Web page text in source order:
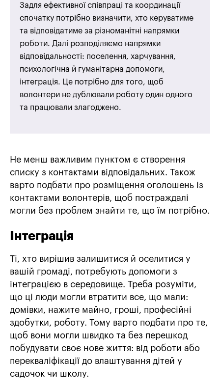
Задля ефективної співпраці та координації
спочатку потрібно визначити, хто керуватиме
та відповідатиме за різноманітні напрямки
роботи. Далі розподіляємо напрямки
відповідальності: поселення, харчування,
психологічна й гуманітарна допомоги,
інтеграція. Це потрібно для того, щоб
волонтери не дублювали роботу один одного
та працювали злагоджено.
Не менш важливим пунктом є створення
списку з контактами відповідальних. Також
варто подбати про розміщення оголошень із
контактами волонтерів, щоб постраждалі
могли без проблем знайти те, що їм потрібно.
Інтеграція
Ті, хто вирішив залишитися й оселитися у
вашій громаді, потребують допомоги з
інтеграцією в середовище. Треба розуміти,
що ці люди могли втратити все, що мали:
домівки, нажите майно, гроші, професійні
здобутки, роботу. Тому варто подбати про те,
щоб вони могли швидко та без перешкод
побудувати своє нове життя: від роботи або
перекваліфікації до влаштування дітей у
садочок чи школу.